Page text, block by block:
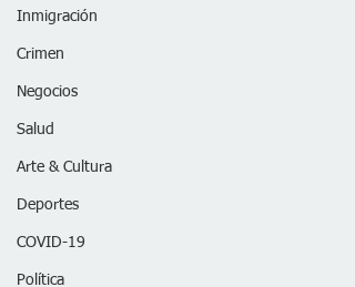
Inmigración
Crimen
Negocios
Salud
Arte & Cultura
Deportes
COVID-19
Política